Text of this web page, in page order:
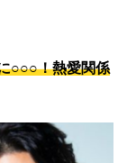
○○○！熱愛関係